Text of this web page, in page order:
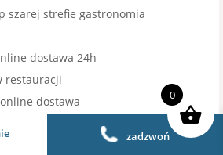
szarej strefie gastronomia
dostawa 24h
restauracji
dostawa
zadzwoń
0